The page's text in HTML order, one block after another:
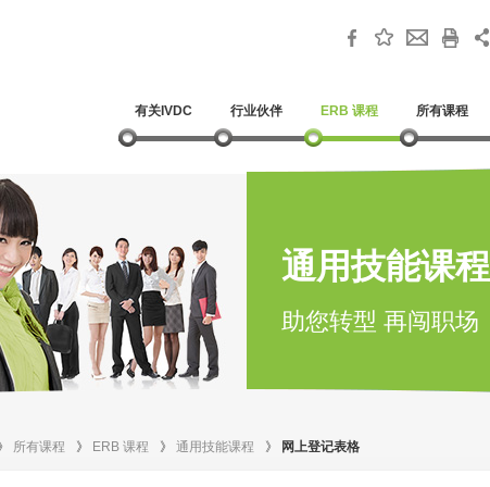
有关IVDC 行业伙伴 ERB 课程 所有课程
通用技能课程
助您转型 再闯职场
所有课程 》 ERB 课程 》 通用技能课程 》 网上登记表格